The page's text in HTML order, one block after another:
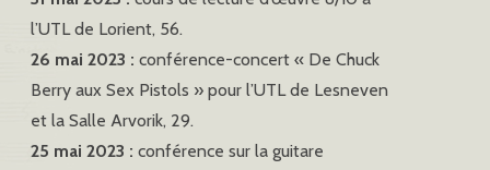
l’UTL de Lorient, 56.
26 mai 2023 : conférence-concert « De Chuck
Berry aux Sex Pistols » pour l’UTL de Lesneven
et la Salle Arvorik, 29.
25 mai 2023 : conférence sur la guitare